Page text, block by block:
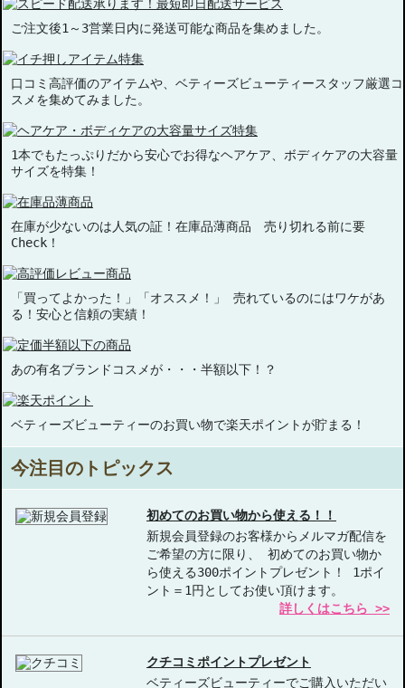
ご注文後1～3営業日内に発送可能な商品を集めました。
口コミ高評価のアイテムや、ベティーズビューティースタッフ厳選コ
スメを集めてみました。
1本でもたっぷりだから安心でお得なヘアケア、ボディケアの大容量
サイズを特集！
在庫が少ないのは人気の証！在庫品薄商品 売り切れる前に要
Check！
「買ってよかった！」「オススメ！」 売れているのにはワケがあ
る！安心と信頼の実績！
あの有名ブランドコスメが・・・半額以下！？
ベティーズビューティーのお買い物で楽天ポイントが貯まる！
今注目のトピックス
初めてのお買い物から使える！！
新規会員登録のお客様からメルマガ配信を
ご希望の方に限り、 初めてのお買い物か
ら使える300ポイントプレゼント！ 1ポイ
ント＝1円としてお使い頂けます。
詳しくはこちら >>
クチコミポイントプレゼント
ベティーズビューティーでご購入いただい